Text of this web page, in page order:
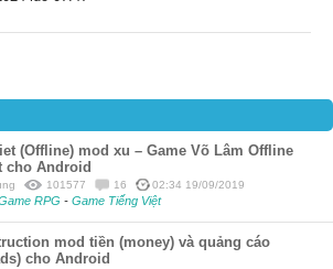
(Offline) mod xu – Game Võ Lâm Offline
cho Android
101577 16 02:34 19/09/2019
RPG - Game Tiếng Việt
mod tiền (money) và quảng cáo
cho Android